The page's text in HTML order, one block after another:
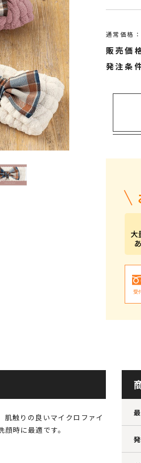
食品・スイーツ
タオル・ハンカチ
傘・レイングッズ
UVケア
バッグ&ポーチ
キャラクター雑貨
ALL すべてのカテゴリ
通常価格：
販売価
発注条
大
受
肌触りの良いマイクロファイ
時に最適です。